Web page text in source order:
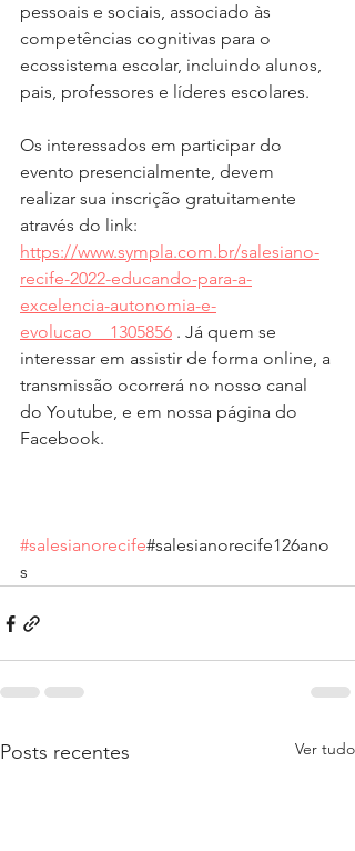
pessoais e sociais, associado às
competências cognitivas para o
ecossistema escolar, incluindo alunos,
pais, professores e líderes escolares.
Os interessados em participar do
evento presencialmente, devem
realizar sua inscrição gratuitamente
através do link:
https://www.sympla.com.br/salesiano-
recife-2022-educando-para-a-
excelencia-autonomia-e-
evolucao__1305856 . Já quem se
interessar em assistir de forma online, a
transmissão ocorrerá no nosso canal
do Youtube, e em nossa página do
Facebook.
#salesianorecife#salesianorecife126ano
s
Posts recentes Ver tudo